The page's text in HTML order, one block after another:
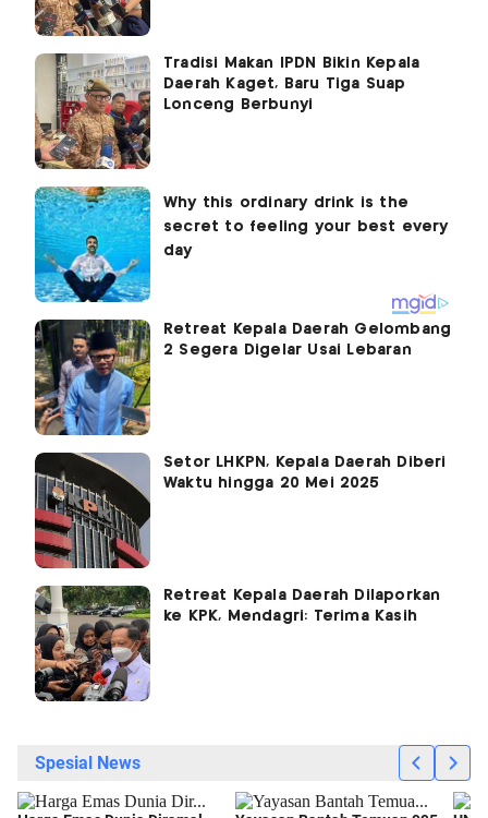
Tradisi Makan IPDN Bikin Kepala
Daerah Kaget, Baru Tiga Suap
Lonceng Berbunyi
Retreat Kepala Daerah Gelombang
2 Segera Digelar Usai Lebaran
Setor LHKPN, Kepala Daerah Diberi
Waktu hingga 20 Mei 2025
Retreat Kepala Daerah Dilaporkan
ke KPK, Mendagri: Terima Kasih